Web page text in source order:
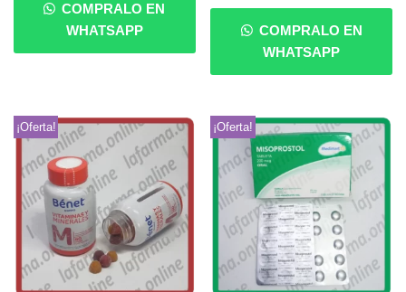
COMPRALO EN
WHATSAPP
COMPRALO EN
WHATSAPP
¡Oferta! ¡Oferta!